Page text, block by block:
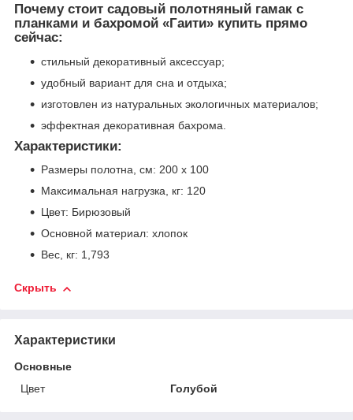
Почему стоит садовый полотняный гамак с
планками и бахромой «Гаити» купить прямо
сейчас:
стильный декоративный аксессуар;
удобный вариант для сна и отдыха;
изготовлен из натуральных экологичных материалов;
эффектная декоративная бахрома.
Характеристики:
Размеры полотна, см: 200 х 100
Максимальная нагрузка, кг: 120
Цвет: Бирюзовый
Основной материал: хлопок
Вес, кг: 1,793
Скрыть
Характеристики
Основные
Цвет
Голубой